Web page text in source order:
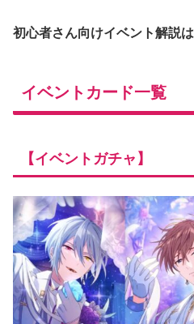
初心者さん向けイベント解説は
イベントカード一覧
【イベントガチャ】